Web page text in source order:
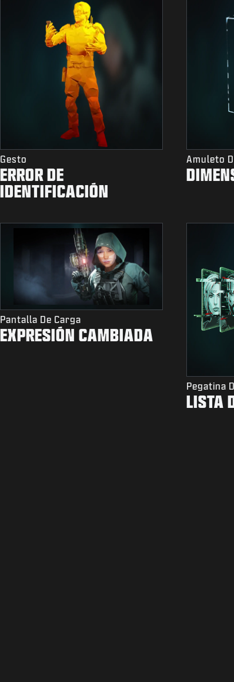
Gesto
ERROR DE
IDENTIFICACIÓN
Amuleto
Pantalla De Carga
EXPRESIÓN CAMBIADA
Pegatina
LISTA